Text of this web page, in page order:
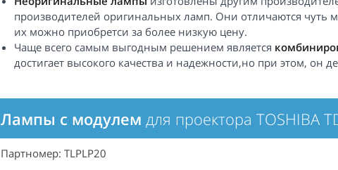
производителей оригинальных ламп. Они отличаются чуть
их можно приобретси за более низкую цену.
Чаще всего самым выгодным решением является
достигает высокого качества и надежности,но при этом, он
Лампы с модулем для проектора TOSHIBA
Партномер: TLPLP20